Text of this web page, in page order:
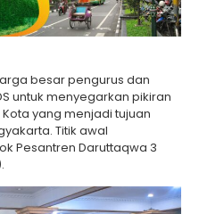
besar pengurus dan
untuk menyegarkan pikiran
yang menjadi tujuan
Titik awal
Pesantren Daruttaqwa 3